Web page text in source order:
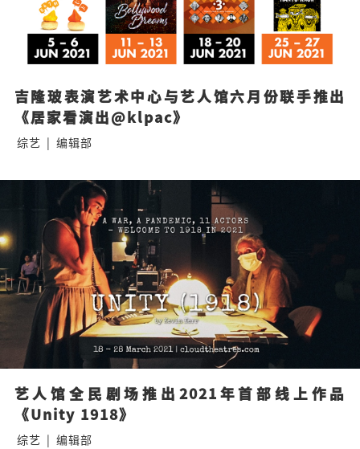
吉隆玻表演艺术中心与艺人馆六月份联手推出
《居家看演出@klpac》
综艺 | 编辑部
艺人馆全民剧场推出2021年首部线上作品
《Unity 1918》
综艺 | 编辑部